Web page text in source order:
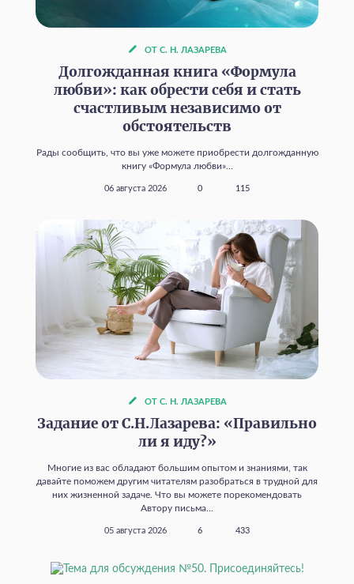
ОТ С. Н. ЛАЗАРЕВА
Долгожданная книга «Формула
любви»: как обрести себя и стать
счастливым независимо от
обстоятельств
Рады сообщить, что вы уже можете приобрести долгожданную
книгу «Формула любви»...
06 августа 2026 0 115
ОТ С. Н. ЛАЗАРЕВА
Задание от С.Н.Лазарева: «Правильно
ли я иду?»
Многие из вас обладают большим опытом и знаниями, так
давайте поможем другим читателям разобраться в трудной для
них жизненной задаче. Что вы можете порекомендовать
Автору письма...
05 августа 2026 6 433